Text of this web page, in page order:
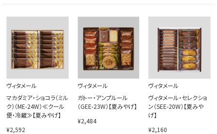
ヴィタメール
マカダミア・ショコラ（ミル
ク）（ME-24W）≪クール
便・冷蔵≫【夏みやげ】
¥2,592
ヴィタメール
ガトー・アンプルール
（GEE-23W）【夏みやげ】
¥2,484
ヴィタメール
ヴィタメール・セレクショ
ン（SEE-20W）【夏みや
げ】
¥2,160